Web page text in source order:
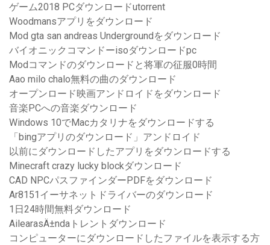
ゲーム2018 PCダウンロードutorrent
Woodmansアプリをダウンロード
Mod gta san andreas Undergroundをダウンロード
バイオニックコマンドーisoダウンロードpc
Modコマンドのダウンロードと将軍の征服0時間
Aao milo chalo無料の曲のダウンロード
オープンロード映画アンドロイドをダウンロード
音楽PCへの音楽ダウンロード
Windows 10でMacカタリナをダウンロードする
「bingアプリのダウンロード」アンドロイド
以前にダウンロードしたアプリをダウンロードする
Minecraft crazy lucky blockダウンロード
CAD NPCパスファインダーPDFをダウンロード
Ar8151イーサネットドライバーのダウンロード
1日24時間無料ダウンロード
AilearasÄ±ndaトレントダウンロード
コンピューターにダウンロードしたファイルを表示する方